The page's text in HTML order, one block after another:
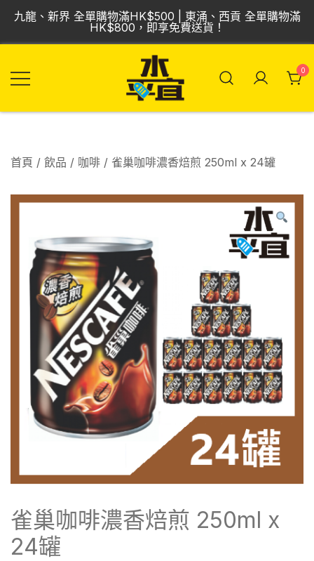
Skip
content
九龍、新界 全單購物滿HK$500 | 東涌、西貢 全單購物滿
HK$800，即享免費送貨！
酒、食品
0
首頁 / 飲品 / 咖啡 / 雀巢咖啡濃香焙煎 250ml x 24罐
雀巢咖啡濃香焙煎 250ml x
24罐